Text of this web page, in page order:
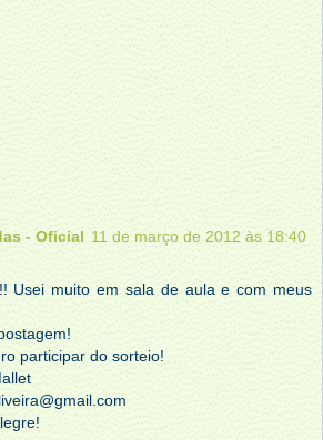
- Oficial 11 de março de 2012 às 18:40
Usei muito em sala de aula e com meus
participar do sorteio!